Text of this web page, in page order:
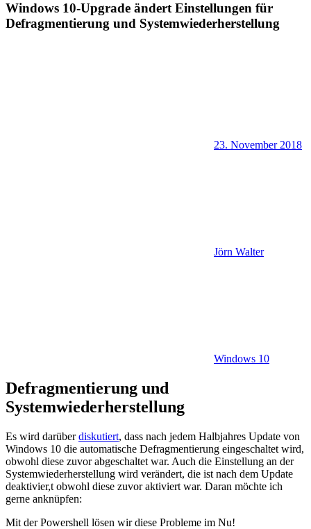
Windows 10-Upgrade ändert Einstellungen für
Defragmentierung und Systemwiederherstellung
23. November 2018
Jörn Walter
Windows 10
Defragmentierung und
Systemwiederherstellung
Es wird darüberdiskutiert, dass nach jedem Halbjahres Update von
Windows 10 die automatische Defragmentierung eingeschaltet wird,
obwohl diese zuvor abgeschaltet war. Auch die Einstellung an der
Systemwiederherstellung wird verändert, die ist nach dem Update
deaktivier,t obwohl diese zuvor aktiviert war. Daran möchte ich
gerne anknüpfen:
Mit der Powershell lösen wir diese Probleme im Nu!